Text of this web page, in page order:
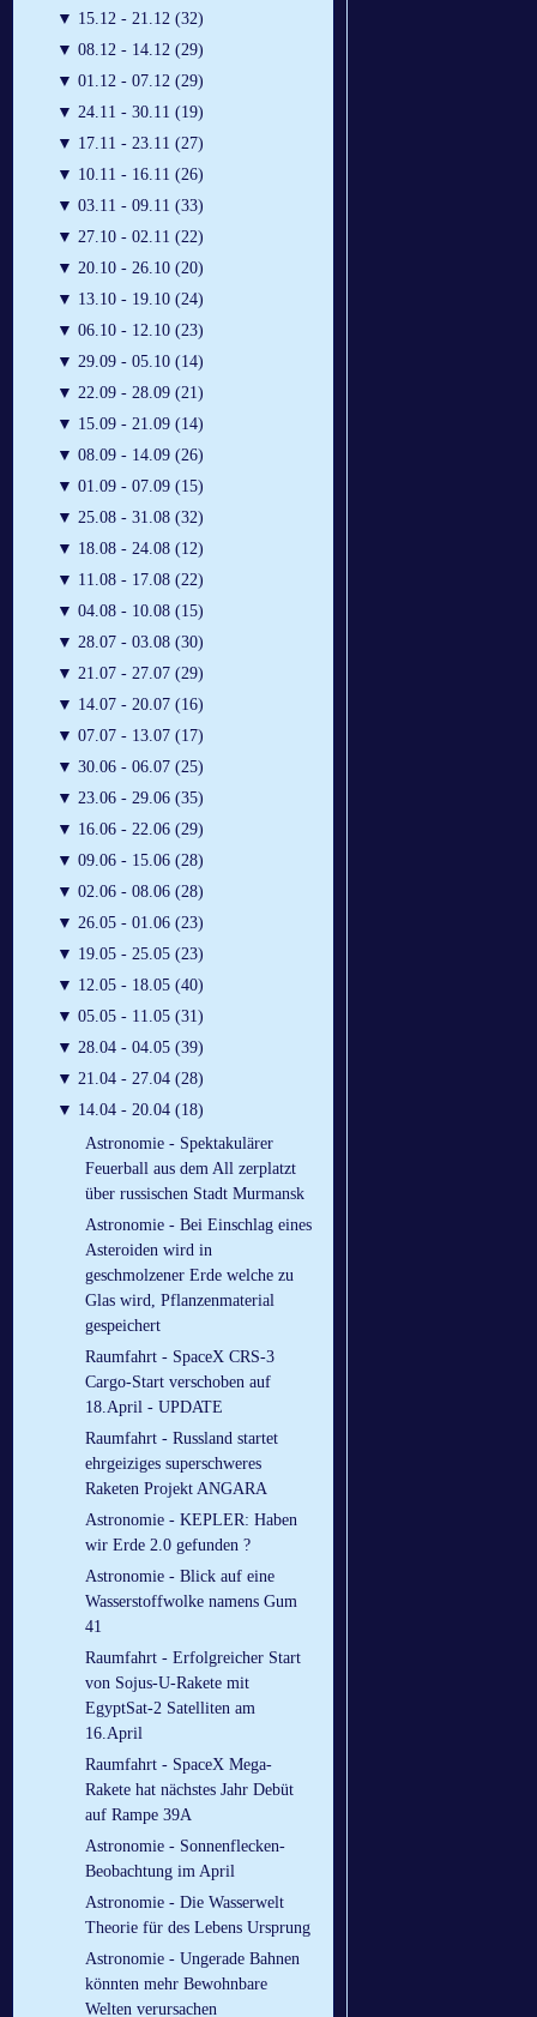
▼ 15.12 - 21.12 (32)
▼ 08.12 - 14.12 (29)
▼ 01.12 - 07.12 (29)
▼ 24.11 - 30.11 (19)
▼ 17.11 - 23.11 (27)
▼ 10.11 - 16.11 (26)
▼ 03.11 - 09.11 (33)
▼ 27.10 - 02.11 (22)
▼ 20.10 - 26.10 (20)
▼ 13.10 - 19.10 (24)
▼ 06.10 - 12.10 (23)
▼ 29.09 - 05.10 (14)
▼ 22.09 - 28.09 (21)
▼ 15.09 - 21.09 (14)
▼ 08.09 - 14.09 (26)
▼ 01.09 - 07.09 (15)
▼ 25.08 - 31.08 (32)
▼ 18.08 - 24.08 (12)
▼ 11.08 - 17.08 (22)
▼ 04.08 - 10.08 (15)
▼ 28.07 - 03.08 (30)
▼ 21.07 - 27.07 (29)
▼ 14.07 - 20.07 (16)
▼ 07.07 - 13.07 (17)
▼ 30.06 - 06.07 (25)
▼ 23.06 - 29.06 (35)
▼ 16.06 - 22.06 (29)
▼ 09.06 - 15.06 (28)
▼ 02.06 - 08.06 (28)
▼ 26.05 - 01.06 (23)
▼ 19.05 - 25.05 (23)
▼ 12.05 - 18.05 (40)
▼ 05.05 - 11.05 (31)
▼ 28.04 - 04.05 (39)
▼ 21.04 - 27.04 (28)
▼ 14.04 - 20.04 (18)
Astronomie - Spektakulärer
Feuerball aus dem All zerplatzt
über russischen Stadt Murmansk
Astronomie - Bei Einschlag eines
Asteroiden wird in
geschmolzener Erde welche zu
Glas wird, Pflanzenmaterial
gespeichert
Raumfahrt - SpaceX CRS-3
Cargo-Start verschoben auf
18.April - UPDATE
Raumfahrt - Russland startet
ehrgeiziges superschweres
Raketen Projekt ANGARA
Astronomie - KEPLER: Haben
wir Erde 2.0 gefunden ?
Astronomie - Blick auf eine
Wasserstoffwolke namens Gum
41
Raumfahrt - Erfolgreicher Start
von Sojus-U-Rakete mit
EgyptSat-2 Satelliten am
16.April
Raumfahrt - SpaceX Mega-
Rakete hat nächstes Jahr Debüt
auf Rampe 39A
Astronomie - Sonnenflecken-
Beobachtung im April
Astronomie - Die Wasserwelt
Theorie für des Lebens Ursprung
Astronomie - Ungerade Bahnen
könnten mehr Bewohnbare
Welten verursachen